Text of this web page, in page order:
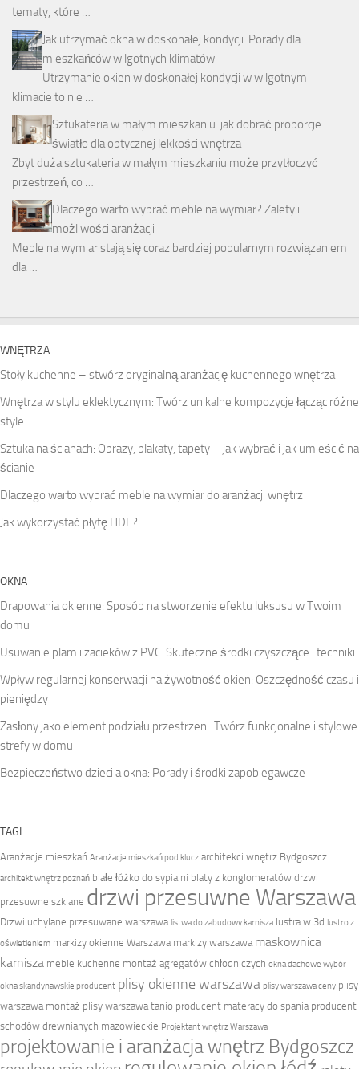
tematy, które …
Jak utrzymać okna w doskonałej kondycji: Porady dla
mieszkańców wilgotnych klimatów
Utrzymanie okien w doskonałej kondycji w wilgotnym
klimacie to nie …
Sztukateria w małym mieszkaniu: jak dobrać proporcje i
światło dla optycznej lekkości wnętrza
Zbyt duża sztukateria w małym mieszkaniu może przytłoczyć
przestrzeń, co …
Dlaczego warto wybrać meble na wymiar? Zalety i
możliwości aranżacji
Meble na wymiar stają się coraz bardziej popularnym rozwiązaniem
dla …
WNĘTRZA
Stoły kuchenne – stwórz oryginalną aranżację kuchennego wnętrza
Wnętrza w stylu eklektycznym: Twórz unikalne kompozycje łącząc różne
style
Sztuka na ścianach: Obrazy, plakaty, tapety – jak wybrać i jak umieścić na
ścianie
Dlaczego warto wybrać meble na wymiar do aranżacji wnętrz
Jak wykorzystać płytę HDF?
OKNA
Drapowania okienne: Sposób na stworzenie efektu luksusu w Twoim
domu
Usuwanie plam i zacieków z PVC: Skuteczne środki czyszczące i techniki
Wpływ regularnej konserwacji na żywotność okien: Oszczędność czasu i
pieniędzy
Zasłony jako element podziału przestrzeni: Twórz funkcjonalne i stylowe
strefy w domu
Bezpieczeństwo dzieci a okna: Porady i środki zapobiegawcze
TAGI
Aranżacje mieszkań Aranżacje mieszkań pod klucz architekci wnętrz Bydgoszcz
architekt wnętrz poznań białe łóżko do sypialni blaty z konglomeratów drzwi
przesuwne szklane drzwi przesuwne Warszawa
Drzwi uchylane przesuwane warszawa listwa do zabudowy karnisza lustra w 3d lustro z
oświetleniem markizy okienne Warszawa markizy warszawa maskownica
karnisza meble kuchenne montaż agregatów chłodniczych okna dachowe wybór
okna skandynawskie producent plisy okienne warszawa plisy warszawa ceny plisy
warszawa montaż plisy warszawa tanio producent materacy do spania producent
schodów drewnianych mazowieckie Projektant wnętrz Warszawa
projektowanie i aranżacja wnętrz Bydgoszcz